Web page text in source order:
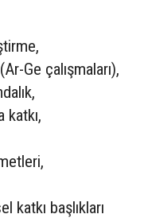
Ge çalışmaları),
katkı,
katkı başlıkları